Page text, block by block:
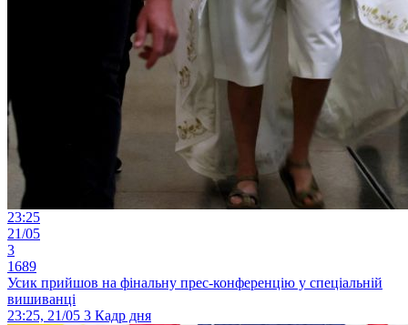
23:25
21/05
3
1689
Усик прийшов на фінальну прес-конференцію у спеціальній
вишиванці
23:25, 21/05 3 Кадр дня